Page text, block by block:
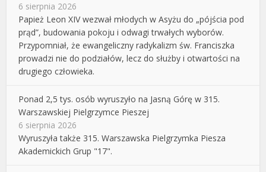
6 sierpnia 2026
Papież Leon XIV wezwał młodych w Asyżu do „pójścia pod
prąd”, budowania pokoju i odwagi trwałych wyborów.
Przypomniał, że ewangeliczny radykalizm św. Franciszka
prowadzi nie do podziałów, lecz do służby i otwartości na
drugiego człowieka.
Ponad 2,5 tys. osób wyruszyło na Jasną Górę w 315.
Warszawskiej Pielgrzymce Pieszej
6 sierpnia 2026
Wyruszyła także 315. Warszawska Pielgrzymka Piesza
Akademickich Grup "17".